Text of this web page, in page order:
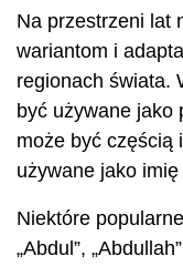
Na przestrzeni lat
wariantom i
regionach świata.
być używane jako
może być częścią
używane jako
Niektóre
„Abdul”,